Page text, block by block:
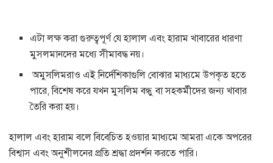
এটা লক্ষ করা গুরুত্বপূর্ণ যে হালাল এবং হারাম খাবারের ধারণা
মুসলমানদের মধ্যে সীমাবদ্ধ নয়।
অমুসলিমরাও এই নির্দেশিকাগুলি বোঝার মাধ্যমে উপকৃত হতে
পারে, বিশেষ করে যখন মুসলিম বন্ধু বা সহকর্মীদের জন্য খাবার
তৈরি করা হয়।
হালাল এবং হারাম বলে বিবেচিত হওয়ার মাধ্যমে আমরা একে অপরের
বিশ্বাস এবং অনুশীলনের প্রতি শ্রদ্ধা প্রদর্শন করতে পারি।